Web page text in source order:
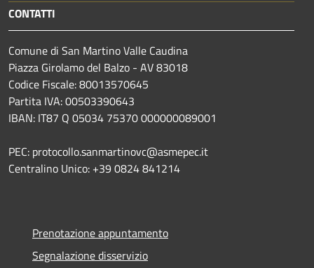
CONTATTI
Comune di San Martino Valle Caudina
Piazza Girolamo del Balzo - AV 83018
Codice Fiscale: 80013570645
Partita IVA: 00503390643
IBAN: IT87 Q 05034 75370 000000089001
PEC: protocollo.sanmartinovc@asmepec.it
Centralino Unico: +39 0824 841214
Prenotazione appuntamento
Segnalazione disservizio